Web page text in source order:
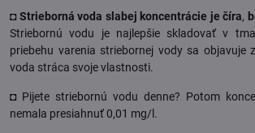
◘ Strieborná voda slabej koncentrácie je číra,
Striebornú vodu je najlepšie skladovať v
priebehu varenia striebornej vody sa objavuje
voda stráca svoje vlastnosti.
◘ Pijete striebornú vodu denne? Potom
nemala presiahnuť 0,01 mg/l.